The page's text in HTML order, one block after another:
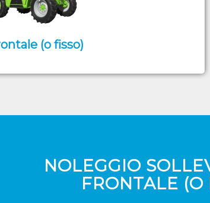
(o fisso)
NOLEGGIO
FRONTALE (O